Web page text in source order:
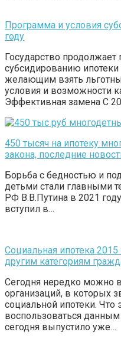
Программа и условия
году
Государство
субсидированию ипотеки
желающим взять
условия и возможности
Эффективная замена С
450 тысяч на ипотеку
закона, последние
Борьба с бедностью и
детьми стали главными
РФ В.В.Путина в 2021
вступил в…
Социальная ипотека
другим категориям
Сегодня нередко можно
организаций, в которых
социальной ипотеки. Что
воспользоваться
сегодня выпустило уже…